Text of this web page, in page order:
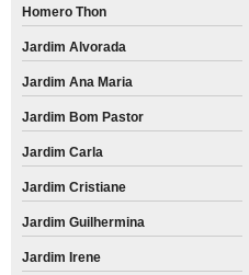
Homero Thon
Jardim Alvorada
Jardim Ana Maria
Jardim Bom Pastor
Jardim Carla
Jardim Cristiane
Jardim Guilhermina
Jardim Irene